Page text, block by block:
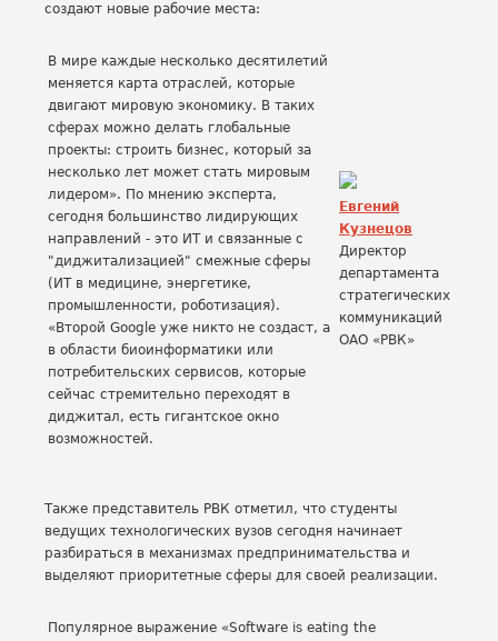
создают новые рабочие места:
В мире каждые несколько десятилетий
меняется карта отраслей, которые
двигают мировую экономику. В таких
сферах можно делать глобальные
проекты: строить бизнес, который за
несколько лет может стать мировым
лидером». По мнению эксперта,
сегодня большинство лидирующих
направлений - это ИT и связанные с
"диджитализацией" смежные сферы
(ИT в медицине, энергетике,
промышленности, роботизация).
«Второй Google уже никто не создаст, а
в области биоинформатики или
потребительских сервисов, которые
сейчас стремительно переходят в
диджитал, есть гигантское окно
возможностей.
Евгений
Кузнецов
Директор
департамента
стратегических
коммуникаций
ОАО «РВК»
Также представитель РВК отметил, что студенты
ведущих технологических вузов сегодня начинает
разбираться в механизмах предпринимательства и
выделяют приоритетные сферы для своей реализации.
Популярное выражение «Software is eating the